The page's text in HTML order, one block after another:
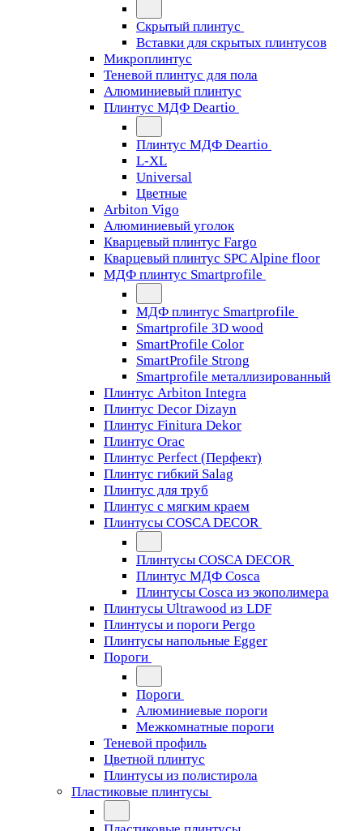
Скрытый плинтус
Вставки для скрытых плинтусов
Микроплинтус
Теневой плинтус для пола
Алюминиевый плинтус
Плинтус МДФ Deartio
Плинтус МДФ Deartio
L-XL
Universal
Цветные
Arbiton Vigo
Алюминиевый уголок
Кварцевый плинтус Fargo
Кварцевый плинтус SPC Alpine floor
МДФ плинтус Smartprofile
МДФ плинтус Smartprofile
Smartprofile 3D wood
SmartProfile Color
SmartProfile Strong
Smartprofile металлизированный
Плинтус Arbiton Integra
Плинтус Decor Dizayn
Плинтус Finitura Dekor
Плинтус Orac
Плинтус Perfect (Перфект)
Плинтус гибкий Salag
Плинтус для труб
Плинтус с мягким краем
Плинтусы COSCA DECOR
Плинтусы COSCA DECOR
Плинтус МДФ Cosca
Плинтусы Cosca из экополимера
Плинтусы Ultrawood из LDF
Плинтусы и пороги Pergo
Плинтусы напольные Egger
Пороги
Пороги
Алюминиевые пороги
Межкомнатные пороги
Теневой профиль
Цветной плинтус
Плинтусы из полистирола
Пластиковые плинтусы